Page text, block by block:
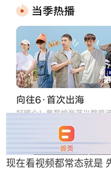
现在看视频都常态就是